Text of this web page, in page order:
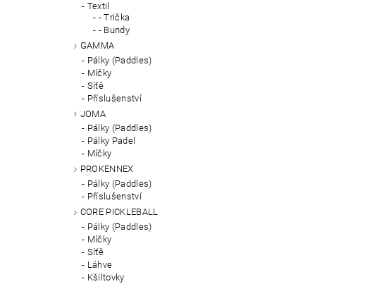
Textil
- Trička
- Bundy
GAMMA
Pálky (Paddles)
Míčky
Síťě
Příslušenství
JOMA
Pálky (Paddles)
Pálky Padel
Míčky
PROKENNEX
Pálky (Paddles)
Příslušenství
CORE PICKLEBALL
Pálky (Paddles)
Míčky
Síťě
Láhve
Kšiltovky